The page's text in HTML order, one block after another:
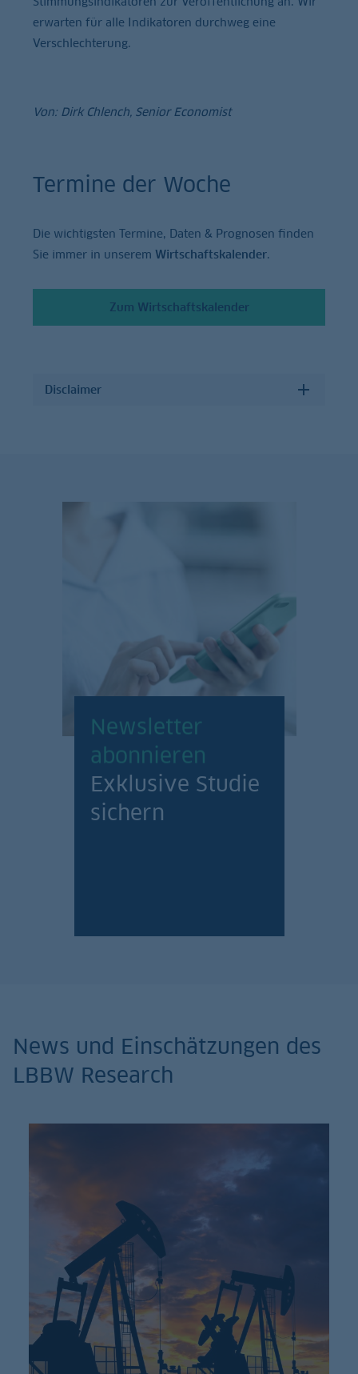
erwarten für alle Indikatoren durchweg eine
Verschlechterung.
Von: Dirk Chlench, Senior Economist
Termine der Woche
Die wichtigsten Termine, Daten & Prognosen finden
Sie immer in unserem Wirtschaftskalender.
Zum Wirtschaftskalender
Disclaimer
Newsletter
abonnieren
Exklusive Studie
sichern
News und Einschätzungen des
LBBW Research